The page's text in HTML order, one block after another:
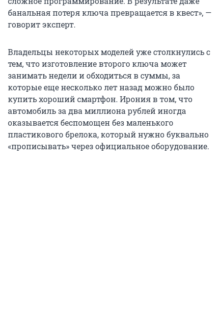
банальная потеря ключа превращается в квест», —
говорит эксперт.
Владельцы некоторых моделей уже столкнулись с
тем, что изготовление второго ключа может
занимать недели и обходиться в суммы, за
которые еще несколько лет назад можно было
купить хороший смартфон. Ирония в том, что
автомобиль за два миллиона рублей иногда
оказывается беспомощен без маленького
пластикового брелока, который нужно буквально
«прописывать» через официальное оборудование.